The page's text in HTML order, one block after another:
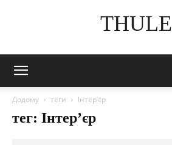
THULE
Додому теги Інтер’єр
тег: Інтер’єр